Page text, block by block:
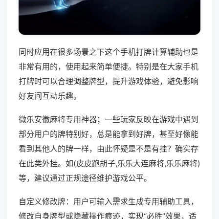
同时应用在很多场景之下这个手机打牌计算辅助也是
非常有用的，使用起来简单便捷。特别是在大家手机
打牌时可以合理调整牌型，提升游戏体验，避免影响
好友间互动乐趣。
微乐安徽麻将专用神器；一些玩家反映在游戏中遇到
部分用户的牌特别好，总是能拿到好牌，甚至好像能
看到其他人的牌一样，由此怀疑是不是有挂？确实存
在此类外挂。如(皮皮跑胡子,乐乐大连麻将,乐乐麻将)
等，建议通过正规途径维护游戏公平。
自定义修改牌：用户可输入需求生成专用辅助工具，
修改自身牌型或隐藏操作痕迹，实现“必胜”效果，适